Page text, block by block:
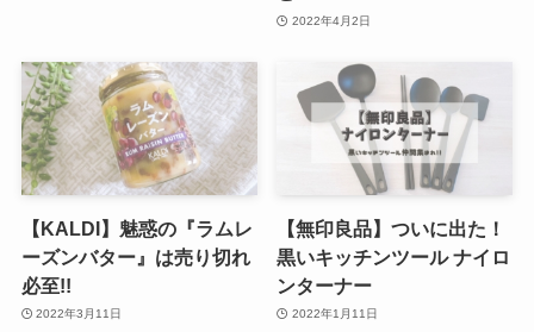
2022年4月2日
【KALDI】魅惑の『ラムレ
ーズンバター』は売り切れ
必至!!
2022年3月11日
【無印良品】ついに出た！
黒いキッチンツール ナイロ
ンターナー
2022年1月11日